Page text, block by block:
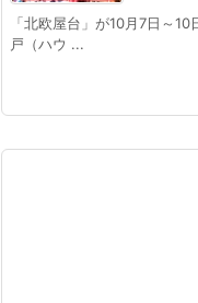
「北欧屋台」が10月7日～
戸（ハウ ...